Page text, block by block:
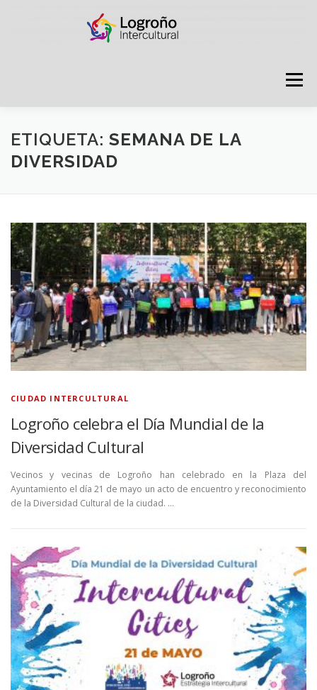
Menú
LOGROÑO INTERCULTURAL
GRADÚATE EN CONVIVENCIA CAMPAÑAS
RECURSOS PUNTO DE ACOGIDA
ETIQUETA: SEMANA DE LA
DIVERSIDAD
CIUDAD INTERCULTURAL
Logroño celebra el Día Mundial de la
Diversidad Cultural
Vecinos y vecinas de Logroño han celebrado en la Plaza del
Ayuntamiento el día 21 de mayo un acto de encuentro y reconocimiento
de la Diversidad Cultural de la ciudad. …